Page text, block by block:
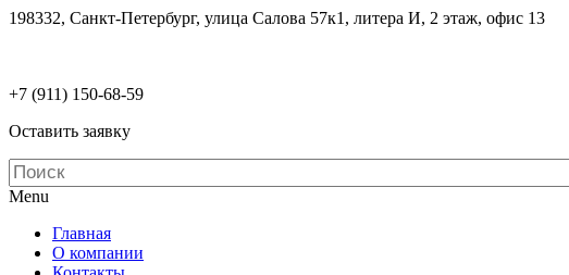
198332, Санкт-Петербург, улица Салова 57к1, литера И, 2 этаж, офис 13
+7 (911) 150-68-59
Оставить заявку
Menu
Главная
О компании